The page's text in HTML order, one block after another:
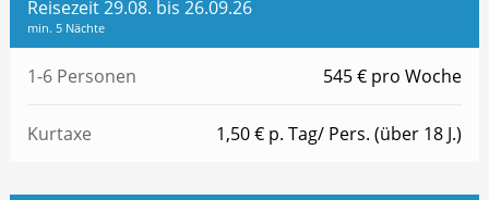
Reisezeit 29.08. bis 26.09.26
min. 5 Nächte
1-6 Personen 545 € pro Woche
Kurtaxe 1,50 € p. Tag/ Pers. (über 18 J.)